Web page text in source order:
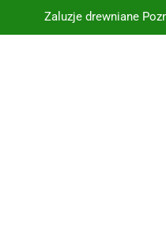
Żaluzje drewniane